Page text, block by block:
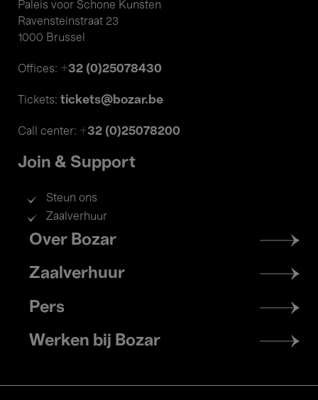
Paleis voor Schone Kunsten
Ravensteinstraat 23
1000 Brussel
Offices: +32 (0)25078430
Tickets: tickets@bozar.be
Call center: +32 (0)25078200
Join & Support
Steun ons
Zaalverhuur
Footer
menu
Over Bozar
Zaalverhuur
Pers
Werken bij Bozar